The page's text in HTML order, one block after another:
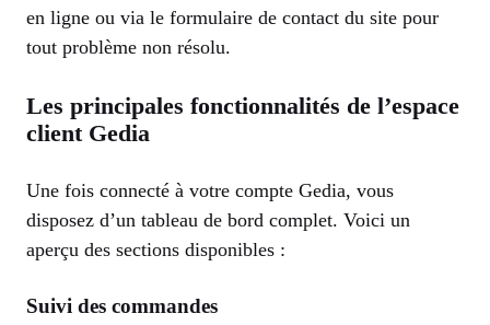
en ligne ou via le formulaire de contact du site pour
tout problème non résolu.
Les principales fonctionnalités de l’espace
client Gedia
Une fois connecté à votre compte Gedia, vous
disposez d’un tableau de bord complet. Voici un
aperçu des sections disponibles :
Suivi des commandes